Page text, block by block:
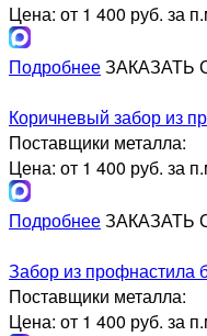
Цена: от 1 400 руб. за
ПодробнееЗАКАЗАТЬ
Коричневый забор из
Поставщики металла:
Цена: от 1 400 руб. за
ПодробнееЗАКАЗАТЬ
Забор из профнастила
Поставщики металла:
Цена: от 1 400 руб. за